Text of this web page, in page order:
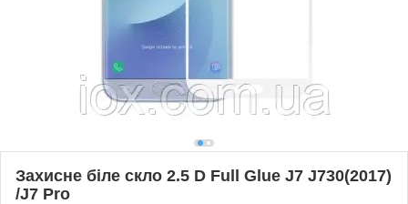
Захисне біле скло 2.5 D Full Glue J7 J730(2017)
/J7 Pro